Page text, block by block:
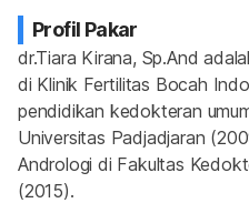
Profil Pakar
dr.Tiara Kirana, Sp.And
di Klinik Fertilitas Bocah
pendidikan kedokteran
Universitas Padjadjaran
Andrologi di Fakultas
(2015).